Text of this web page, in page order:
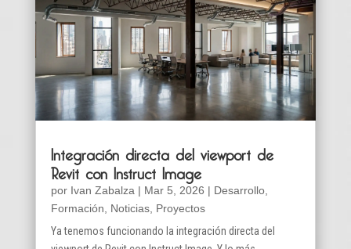
Integración directa del viewport de
Revit con Instruct Image
por Ivan Zabalza| Mar 5, 2026 | Desarrollo,
Formación, Noticias, Proyectos
Ya tenemos funcionando la integración directa del